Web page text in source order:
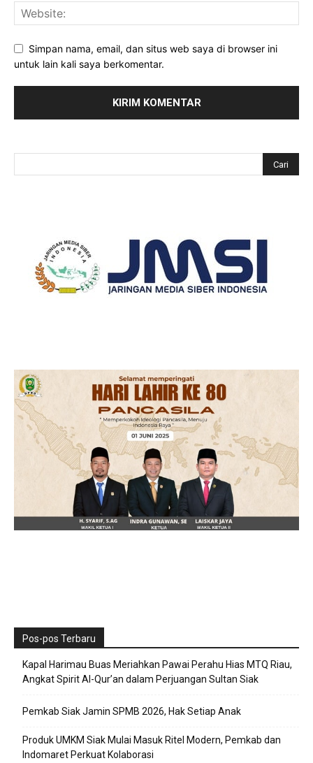
Simpan nama, email, dan situs web saya di browser ini
untuk lain kali saya berkomentar.
Pos-pos Terbaru
Kapal Harimau Buas Meriahkan Pawai Perahu Hias MTQ Riau,
Angkat Spirit Al-Qur’an dalam Perjuangan Sultan Siak
Pemkab Siak Jamin SPMB 2026, Hak Setiap Anak
Produk UMKM Siak Mulai Masuk Ritel Modern, Pemkab dan
Indomaret Perkuat Kolaborasi